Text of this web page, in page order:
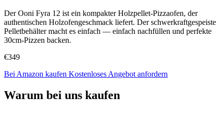
Der Ooni Fyra 12 ist ein kompakter Holzpellet-Pizzaofen, der
authentischen Holzofengeschmack liefert. Der schwerkraftgespeiste
Pelletbehälter macht es einfach — einfach nachfüllen und perfekte
30cm-Pizzen backen.
€349
Bei Amazon kaufen Kostenloses Angebot anfordern
Warum bei uns kaufen